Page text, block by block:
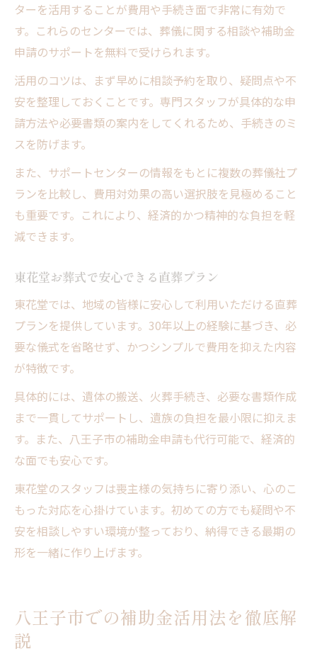
ターを活用することが費用や手続き面で非常に有効で
す。これらのセンターでは、葬儀に関する相談や補助金
申請のサポートを無料で受けられます。
活用のコツは、まず早めに相談予約を取り、疑問点や不
安を整理しておくことです。専門スタッフが具体的な申
請方法や必要書類の案内をしてくれるため、手続きのミ
スを防げます。
また、サポートセンターの情報をもとに複数の葬儀社プ
ランを比較し、費用対効果の高い選択肢を見極めること
も重要です。これにより、経済的かつ精神的な負担を軽
減できます。
東花堂お葬式で安心できる直葬プラン
東花堂では、地域の皆様に安心して利用いただける直葬
プランを提供しています。30年以上の経験に基づき、必
要な儀式を省略せず、かつシンプルで費用を抑えた内容
が特徴です。
具体的には、遺体の搬送、火葬手続き、必要な書類作成
まで一貫してサポートし、遺族の負担を最小限に抑えま
す。また、八王子市の補助金申請も代行可能で、経済的
な面でも安心です。
東花堂のスタッフは喪主様の気持ちに寄り添い、心のこ
もった対応を心掛けています。初めての方でも疑問や不
安を相談しやすい環境が整っており、納得できる最期の
形を一緒に作り上げます。
八王子市での補助金活用法を徹底解
説